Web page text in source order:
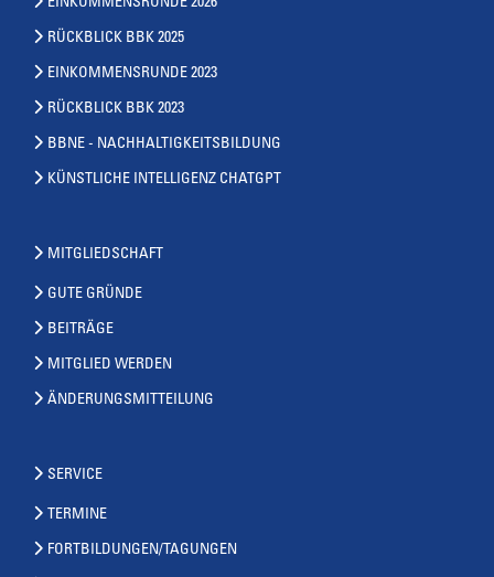
EINKOMMENSRUNDE 2026
RÜCKBLICK BBK 2025
EINKOMMENSRUNDE 2023
RÜCKBLICK BBK 2023
BBNE - NACHHALTIGKEITSBILDUNG
KÜNSTLICHE INTELLIGENZ CHATGPT
MITGLIEDSCHAFT
GUTE GRÜNDE
BEITRÄGE
MITGLIED WERDEN
ÄNDERUNGSMITTEILUNG
SERVICE
TERMINE
FORTBILDUNGEN/TAGUNGEN